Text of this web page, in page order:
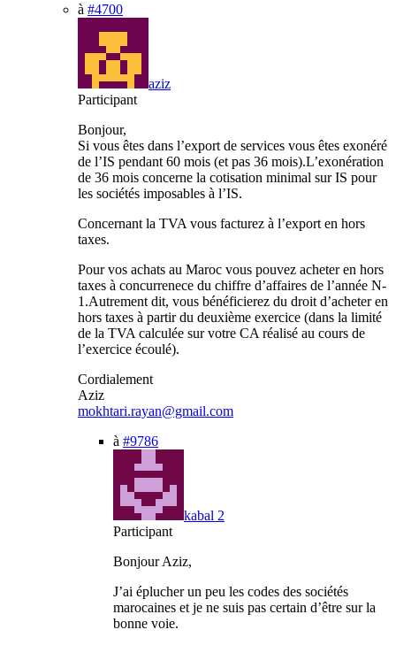
à #4700
aziz
Participant
Bonjour,
Si vous êtes dans l’export de services vous êtes exonéré
de l’IS pendant 60 mois (et pas 36 mois).L’exonération
de 36 mois concerne la cotisation minimal sur IS pour
les sociétés imposables à l’IS.
Concernant la TVA vous facturez à l’export en hors
taxes.
Pour vos achats au Maroc vous pouvez acheter en hors
taxes à concurrenece du chiffre d’affaires de l’année N-
1.Autrement dit, vous bénéficierez du droit d’acheter en
hors taxes à partir du deuxième exercice (dans la limité
de la TVA calculée sur votre CA réalisé au cours de
l’exercice écoulé).
Cordialement
Aziz
mokhtari.rayan@gmail.com
à #9786
kabal 2
Participant
Bonjour Aziz,
J’ai éplucher un peu les codes des sociétés
marocaines et je ne suis pas certain d’être sur la
bonne voie.